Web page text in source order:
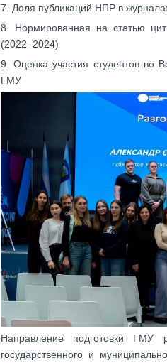
7. Доля публикаций НПР в
8. Нормированная на статью
(2022–2024)
9. Оценка участия студентов во
ГМУ
Направление подготовки
государственного и